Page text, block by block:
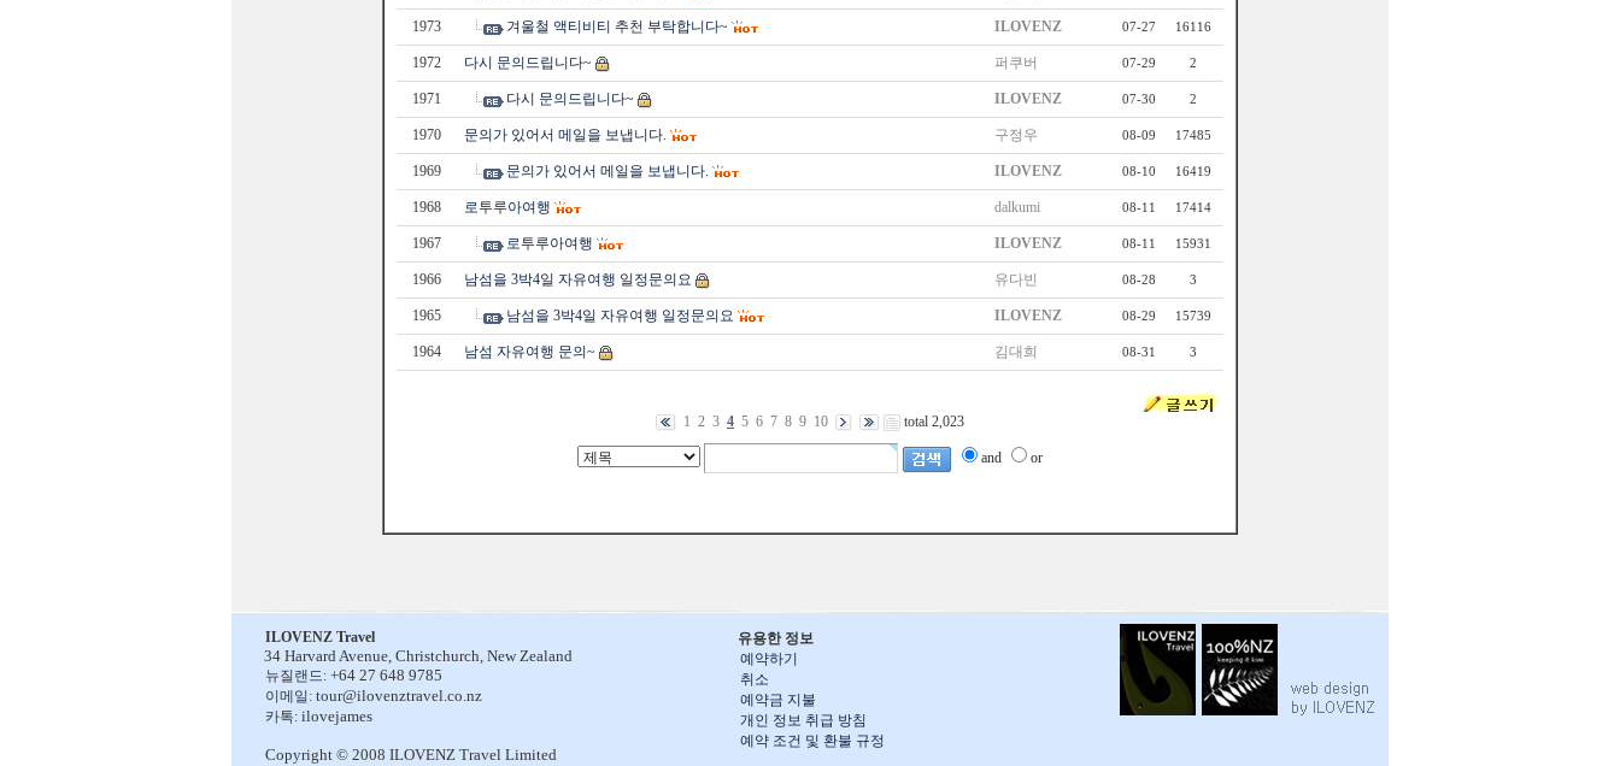
1973 겨울철 액티비티 추천 부탁합니다~ ILOVENZ 07-27 16116
1972 다시 문의드립니다~ 퍼쿠버 07-29 2
1971 다시 문의드립니다~ ILOVENZ 07-30 2
1970 문의가 있어서 메일을 보냅니다. 구정우 08-09 17485
1969 문의가 있어서 메일을 보냅니다. ILOVENZ 08-10 16419
1968 로투루아여행 dalkumi 08-11 17414
1967 로투루아여행 ILOVENZ 08-11 15931
1966 남섬을 3박4일 자유여행 일정문의요 유다빈 08-28 3
1965 남섬을 3박4일 자유여행 일정문의요 ILOVENZ 08-29 15739
1964 남섬 자유여행 문의~ 김대희 08-31 3
1 2 3 4 5 6 7 8 9 10 total 2,023
and or
유용한 정보
예약하기
취소
예약금 지불
개인 정보 취급 방침
예약 조건 및 환불 규정
ILOVENZ Travel
34 Harvard Avenue, Christchurch, New Zealand
뉴질랜드: +64 27 648 9785
이메일: tour@ilovenztravel.co.nz
카톡: ilovejames
Copyright © 2008 ILOVENZ Travel Limited